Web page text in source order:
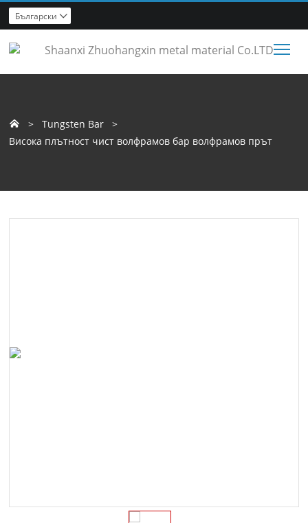
Български 
 > Tungsten Bar
>
Висока плътност чист волфрамов бар волфрамов прът